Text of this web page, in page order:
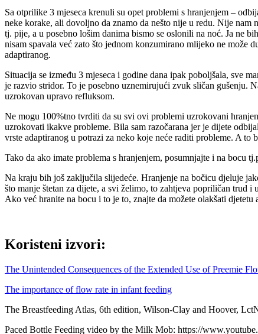
Sa otprilike 3 mjeseca krenuli su opet problemi s hranjenjem –
neke korake, ali dovoljno da znamo da nešto nije u redu. Nije
tj. pije, a u posebno lošim danima bismo se oslonili na noć. Ja ne
nisam spavala već zato što jednom konzumirano mlijeko ne
adaptiranog.
Situacija se između 3 mjeseca i godine dana ipak poboljšala, sve
je razvio stridor. To je posebno uznemirujući zvuk sličan gušenju.
uzrokovan upravo refluksom.
Ne mogu 100%tno tvrditi da su svi ovi problemi uzrokovani
uzrokovati ikakve probleme. Bila sam razočarana jer je dijete
vrste adaptiranog u potrazi za neko koje neće raditi probleme. A to
Tako da ako imate problema s hranjenjem, posumnjajte i na bocu
Na kraju bih još zaključila slijedeće. Hranjenje na bočicu djeluje
što manje štetan za dijete, a svi želimo, to zahtjeva popriličan trud
Ako već hranite na bocu i to je to, znajte da možete olakšati
Koristeni izvori:
The Unintended Consequences of the Extended Use of Preemie
The importance of flow rate in infant feeding
The Breastfeeding Atlas, 6th edition, Wilson-Clay and Hoover,
Paced Bottle Feeding video by the Milk Mob: https://